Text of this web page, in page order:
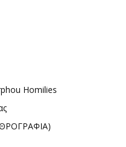
Homilies